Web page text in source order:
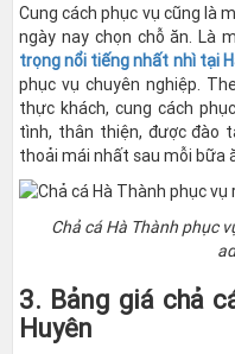
Cung cách phục vụ cũng là
ngày nay chọn chỗ ăn. Là
trọng nổi tiếng nhất nhì tại
phục vụ chuyên nghiệp.
thực khách, cung cách
tình, thân thiện, được đào
thoải mái nhất sau mỗi bữa
Chả cá Hà Thành phục
3. Bảng giá chả
Huyên